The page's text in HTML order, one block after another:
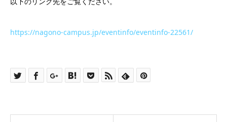
https://nagono-campus.jp/eventinfo/eventinfo-22561/